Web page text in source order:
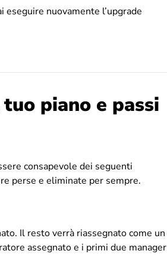
eseguire nuovamente l’upgrade
piano e passi
consapevole dei seguenti
perse e eliminate per sempre.
Il resto verrà riassegnato come un
assegnato e i primi due manager